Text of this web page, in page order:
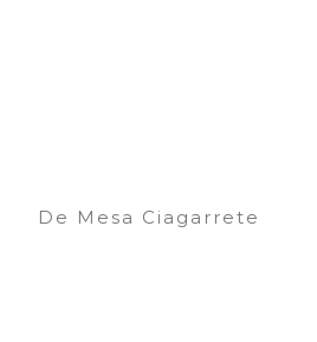
De Mesa Ciagarrete